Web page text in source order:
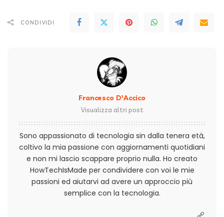
CONDIVIDI
Francesco D'Accico
Visualizza altri post
Sono appassionato di tecnologia sin dalla tenera età,
coltivo la mia passione con aggiornamenti quotidiani
e non mi lascio scappare proprio nulla. Ho creato
HowTechIsMade per condividere con voi le mie
passioni ed aiutarvi ad avere un approccio più
semplice con la tecnologia.